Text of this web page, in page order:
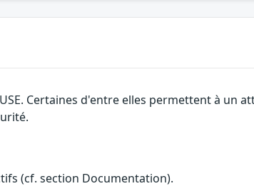
Certaines d'entre elles permettent à un
(cf. section Documentation).